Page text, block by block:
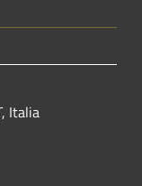
Italia